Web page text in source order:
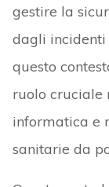
gestire la
dagli incidenti
questo
ruolo cruciale
informatica e
sanitarie da